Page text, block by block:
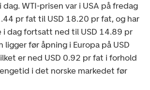
WTI-prisen var i USA på fredag
pr fat til USD 18.20 pr fat, og har
i dag fortsatt ned til USD 14.89 pr
ligger før åpning i Europa på USD
er ned USD 0.92 pr fat i forhold
i det norske markedet før